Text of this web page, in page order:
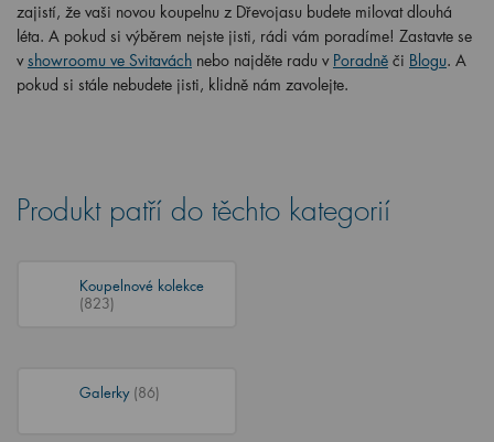
zajistí, že vaši novou koupelnu z Dřevojasu budete milovat dlouhá
léta. A pokud si výběrem nejste jisti, rádi vám poradíme! Zastavte se
v showroomu ve Svitavách nebo najděte radu v Poradně či Blogu. A
pokud si stále nebudete jisti, klidně nám zavolejte.
Produkt patří do těchto kategorií
Koupelnové kolekce
(823)
Galerky (86)